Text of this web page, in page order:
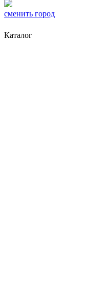
сменить город
Каталог